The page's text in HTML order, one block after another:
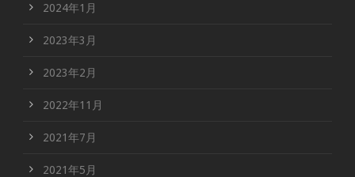
2024年1月
2023年3月
2023年2月
2022年11月
2021年7月
2021年5月